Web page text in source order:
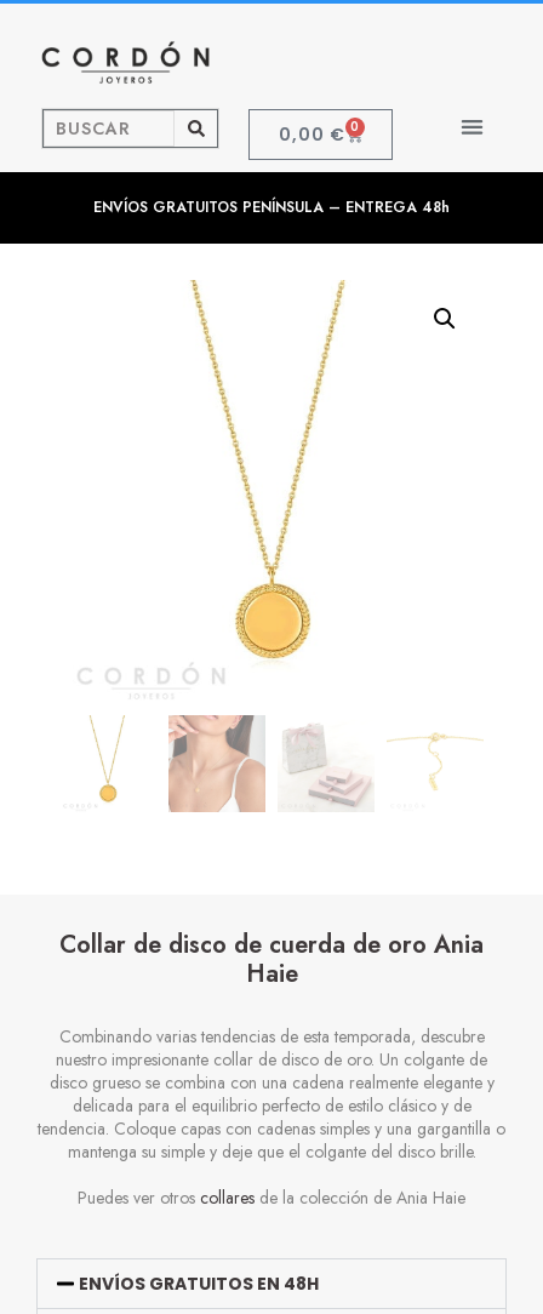
0,00 € 0
ENVÍOS GRATUITOS PENÍNSULA – ENTREGA 48h
Collar de disco de cuerda de oro Ania
Haie
Combinando varias tendencias de esta temporada, descubre
nuestro impresionante collar de disco de oro. Un colgante de
disco grueso se combina con una cadena realmente elegante y
delicada para el equilibrio perfecto de estilo clásico y de
tendencia. Coloque capas con cadenas simples y una gargantilla o
mantenga su simple y deje que el colgante del disco brille.
Puedes ver otros collares de la colección de Ania Haie
ENVÍOS GRATUITOS EN 48H